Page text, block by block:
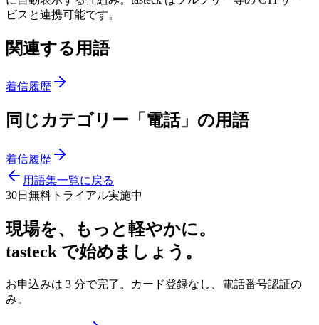
ビスと連携可能です。
関連する用語
着信履歴
同じカテゴリー「 電話」の用語
着信履歴
用語集一覧に戻る
30日無料トライアル実施中
現場を、もっと軽やかに。
tasteck で始めましょう。
お申込みは 3 分で完了。カード登録なし、電話番号認証の
み。